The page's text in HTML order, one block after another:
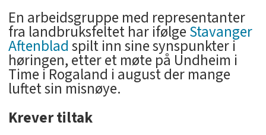
En arbeidsgruppe med representanter
fra landbruksfeltet har ifølgeStavanger
Aftenbladspilt inn sine synspunkter i
høringen, etter et møte på Undheim i
Time i Rogaland i august der mange
luftet sin misnøye.
Krever tiltak